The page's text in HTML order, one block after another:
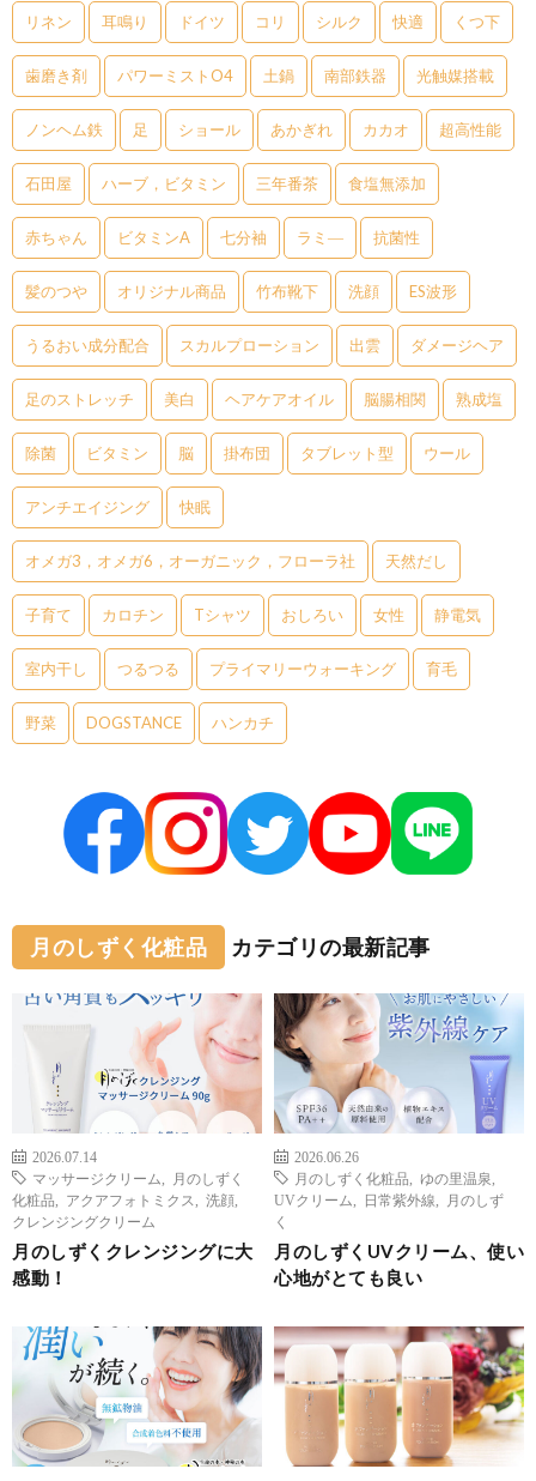
リネン 耳鳴り ドイツ コリ シルク 快適 くつ下
歯磨き剤 パワーミストO4 土鍋 南部鉄器 光触媒搭載
ノンヘム鉄 足 ショール あかぎれ カカオ 超高性能
石田屋 ハーブ，ビタミン 三年番茶 食塩無添加
赤ちゃん ビタミンA 七分袖 ラミ― 抗菌性
髪のつや オリジナル商品 竹布靴下 洗顔 ES波形
うるおい成分配合 スカルプローション 出雲 ダメージヘア
足のストレッチ 美白 ヘアケアオイル 脳腸相関 熟成塩
除菌 ビタミン 脳 掛布団 タブレット型 ウール
アンチエイジング 快眠
オメガ3，オメガ6，オーガニック，フローラ社 天然だし
子育て カロチン Tシャツ おしろい 女性 静電気
室内干し つるつる プライマリーウォーキング 育毛
野菜 DOGSTANCE ハンカチ
月のしずく化粧品 カテゴリの最新記事
2026.07.14
マッサージクリーム
月のしずく
化粧品
アクアフォトミクス 洗顔
クレンジングクリーム
月のしずくクレンジングに大
感動！
2026.06.26
月のしずく化粧品
ゆの里温泉
UVクリーム
日常紫外線
月のしず
く
月のしずくUVクリーム、使い
心地がとても良い